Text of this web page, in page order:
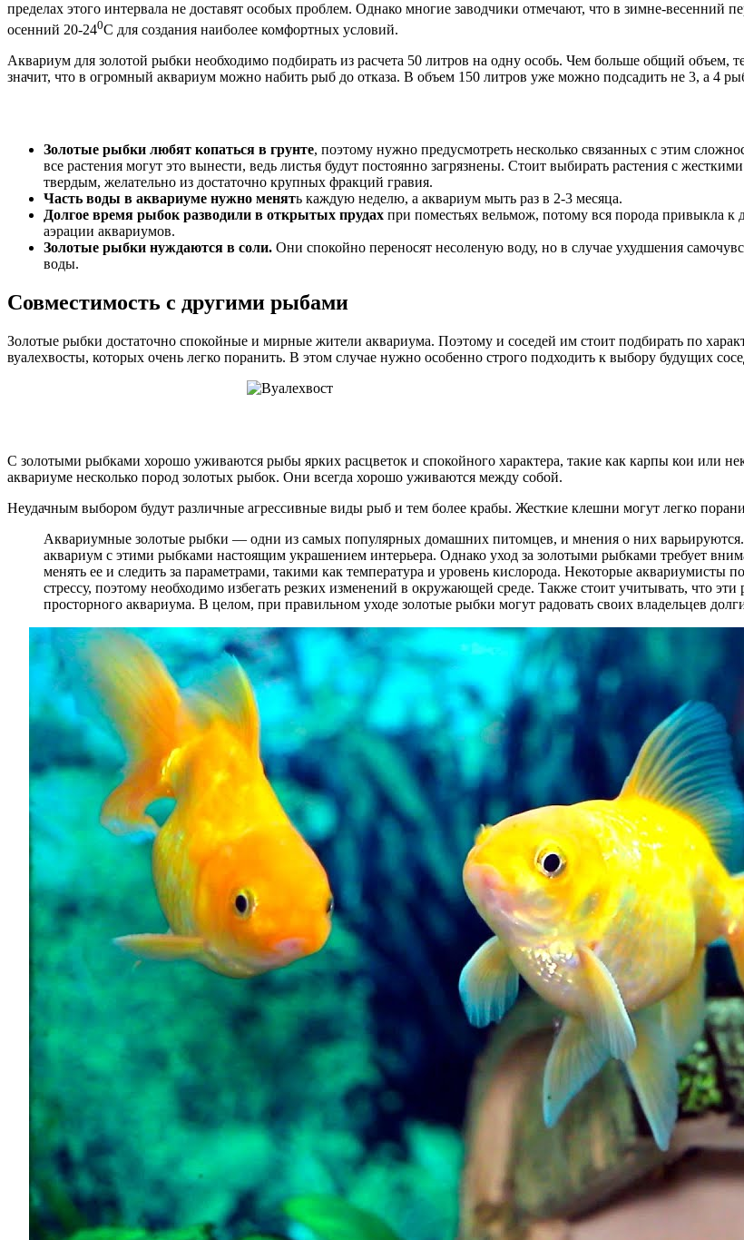
пределах этого интервала не доставят особых проблем. Однако многие заводчики отмечают, что в зимне-весенний
осенний 20-240С для создания наиболее комфортных условий.
Аквариум для золотой рыбки необходимо подбирать из расчета 50 литров на одну особь. Чем больше общий объем,
значит, что в огромный аквариум можно набить рыб до отказа. В объем 150 литров уже можно подсадить не 3, а 4
Золотые рыбки любят копаться в грунте, поэтому нужно предусмотреть несколько связанных с этим
все растения могут это вынести, ведь листья будут постоянно загрязнены. Стоит выбирать растения с
твердым, желательно из достаточно крупных фракций гравия.
Часть воды в аквариуме нужно менять каждую неделю, а аквариум мыть раз в 2-3 месяца.
Долгое время рыбок разводили в открытых прудах при поместьях вельмож, потому вся порода привыкла к
аэрации аквариумов.
Золотые рыбки нуждаются в соли. Они спокойно переносят несоленую воду, но в случае ухудшения
воды.
Совместимость с другими рыбами
Золотые рыбки достаточно спокойные и мирные жители аквариума. Поэтому и соседей им стоит подбирать по
вуалехвосты, которых очень легко поранить. В этом случае нужно особенно строго подходить к выбору будущих
С золотыми рыбками хорошо уживаются рыбы ярких расцветок и спокойного характера, такие как карпы кои или
аквариуме несколько пород золотых рыбок. Они всегда хорошо уживаются между собой.
Неудачным выбором будут различные агрессивные виды рыб и тем более крабы. Жесткие клешни могут легко
Аквариумные золотые рыбки — одни из самых популярных домашних питомцев, и мнения о них
аквариум с этими рыбками настоящим украшением интерьера. Однако уход за золотыми рыбками требует
менять ее и следить за параметрами, такими как температура и уровень кислорода. Некоторые
стрессу, поэтому необходимо избегать резких изменений в окружающей среде. Также стоит учитывать, что
просторного аквариума. В целом, при правильном уходе золотые рыбки могут радовать своих владельцев